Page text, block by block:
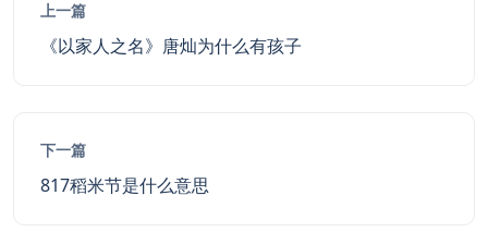
上一篇
《以家人之名》唐灿为什么有孩子
下一篇
817稻米节是什么意思